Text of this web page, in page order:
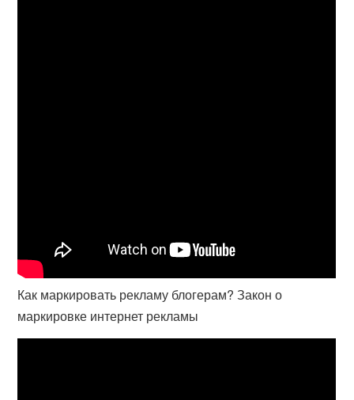
Как маркировать рекламу блогерам? Закон о
маркировке интернет рекламы